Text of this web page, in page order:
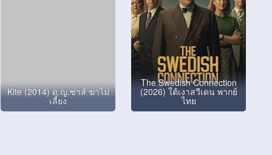
Kite (2014) ด.ญ.ซ่าส์ ฆ่าไม่
เลี้ยง
The Swedish Connection
(2026) ใต้เงาสวีเดน พากย์
ไทย